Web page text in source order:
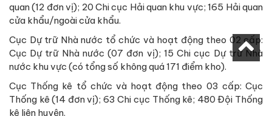
quan (12 đơn vị); 20 Chi cục Hải quan khu vực; 165 Hải quan
cửa khẩu/ngoài cửa khẩu.
Cục Dự trữ Nhà nước tổ chức và hoạt động theo 02 cấp:
Cục Dự trữ Nhà nước (07 đơn vị); 15 Chi cục Dự trữ Nhà
nước khu vực (có tổng số không quá 171 điểm kho).
Cục Thống kê tổ chức và hoạt động theo 03 cấp: Cục
Thống kê (14 đơn vị); 63 Chi cục Thống kê; 480 Đội Thống
kê liên huyện.